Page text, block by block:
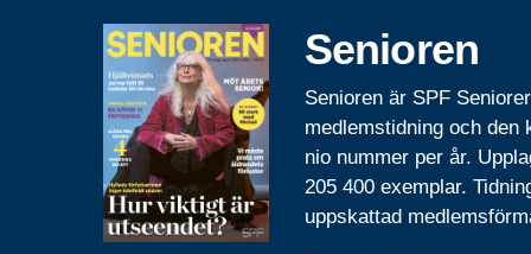
Senioren
Senioren är SPF
medlemstidning och den
nio nummer per år.
205 400 exemplar.
uppskattad